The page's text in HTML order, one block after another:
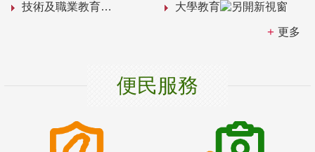
技術及職業教育 大學教育
更多
便民服務